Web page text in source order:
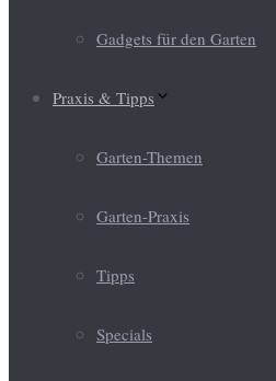
Gadgets für den Garten
Praxis & Tipps
Garten-Themen
Garten-Praxis
Tipps
Specials